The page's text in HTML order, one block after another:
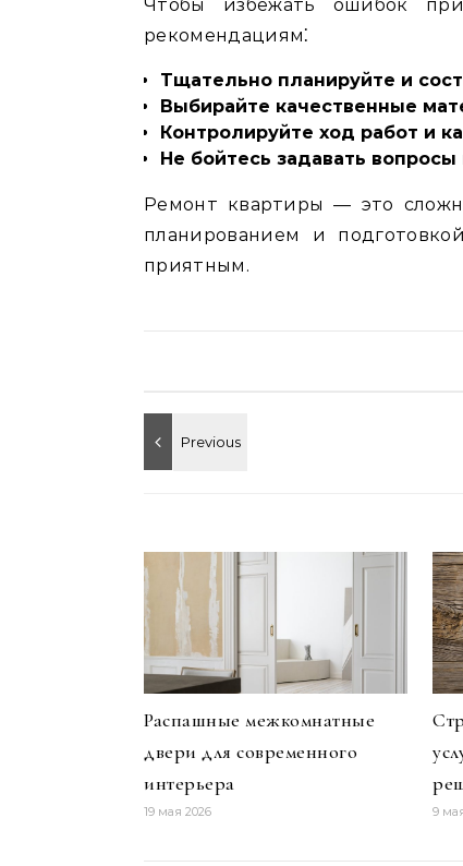
Чтобы избежать ошибок
рекомендациям⁚
Тщательно планируйте и
Выбирайте качественные
Контролируйте ход работ и
Не бойтесь задавать
Ремонт квартиры — это
планированием и
приятным.
Распашные межкомнатные
двери для современного
интерьера
19 мая 2026 9